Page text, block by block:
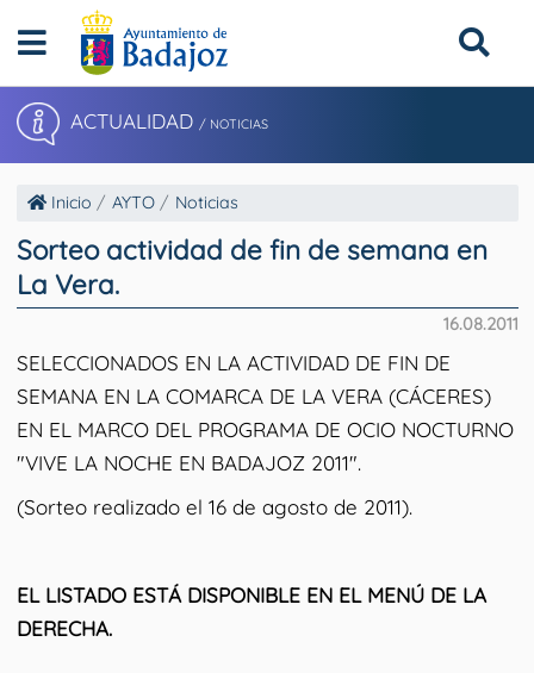
ACTUALIDAD / NOTICIAS
Inicio AYTO Noticias
Sorteo actividad de fin de semana en
La Vera.
16.08.2011
SELECCIONADOS EN LA ACTIVIDAD DE FIN DE
SEMANA EN LA COMARCA DE LA VERA (CÁCERES)
EN EL MARCO DEL PROGRAMA DE OCIO NOCTURNO
"VIVE LA NOCHE EN BADAJOZ 2011".
(Sorteo realizado el 16 de agosto de 2011).
EL LISTADO ESTÁ DISPONIBLE EN EL MENÚ DE LA
DERECHA.